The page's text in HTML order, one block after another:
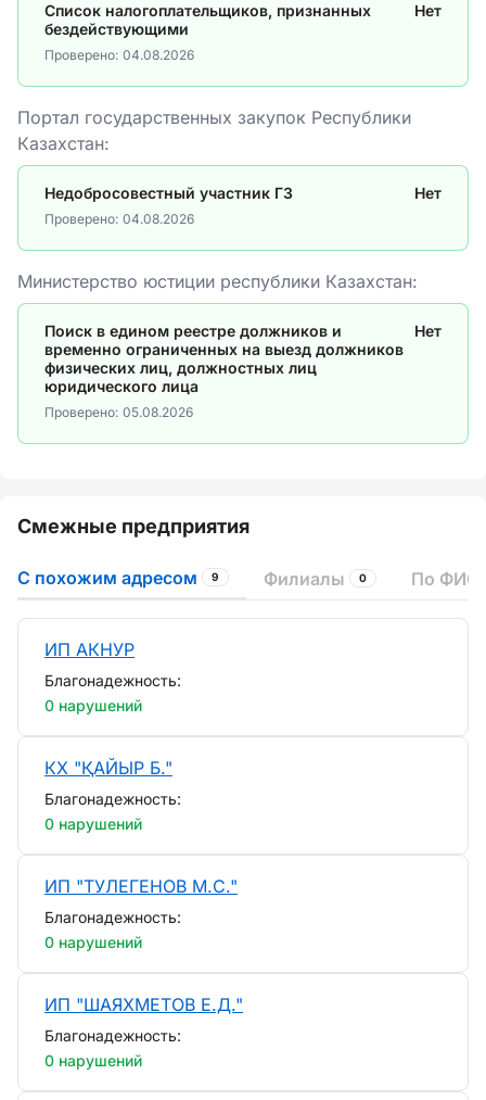
Список налогоплательщиков, признанных
бездействующими
Нет
Проверено: 04.08.2026
Портал государственных закупок Республики
Казахстан:
Недобросовестный участник ГЗ Нет
Проверено: 04.08.2026
Министерство юстиции республики Казахстан:
Поиск в едином реестре должников и
временно ограниченных на выезд должников
физических лиц, должностных лиц
юридического лица
Нет
Проверено: 05.08.2026
Смежные предприятия
С похожим адресом 9 Филиалы 0 По ФИО
ИП АКНУР
Благонадежность:
0 нарушений
КХ "ҚАЙЫР Б."
Благонадежность:
0 нарушений
ИП "ТУЛЕГЕНОВ М.С."
Благонадежность:
0 нарушений
ИП "ШАЯХМЕТОВ Е.Д."
Благонадежность:
0 нарушений